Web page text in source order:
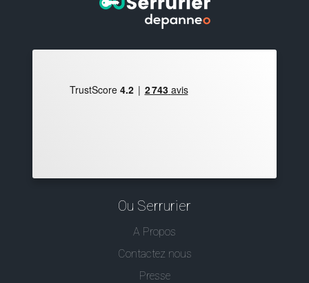
Ou Serrurier
A Propos
Contactez nous
Presse